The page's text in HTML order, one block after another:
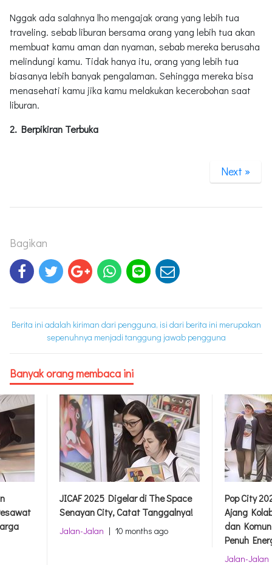
Nggak ada salahnya lho mengajak orang yang lebih tua
traveling. sebab liburan bersama orang yang lebih tua akan
membuat kamu aman dan nyaman, sebab mereka berusaha
melindungi kamu. Tidak hanya itu, orang yang lebih tua
biasanya lebih banyak pengalaman. Sehingga mereka bisa
menasehati kamu jika kamu melakukan kecerobohan saat
liburan.
2. Berpikiran Terbuka
Next »
Bagikan
Berita ini adalah kiriman dari pengguna, isi dari berita ini merupakan
sepenuhnya menjadi tanggung jawab pengguna
Banyak orang membaca ini
JICAF 2025 Digelar di The Space
Senayan City, Catat Tanggalnya!
Jalan-Jalan | 10 months ago
Pop City
Ajang
dan
Penuh
Jalan-Jalan